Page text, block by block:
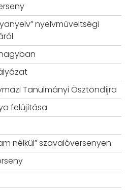
nyelvműveltségi
Tanulmányi Ösztöndíjra
felújítása
nélkül” szavalóversenyen